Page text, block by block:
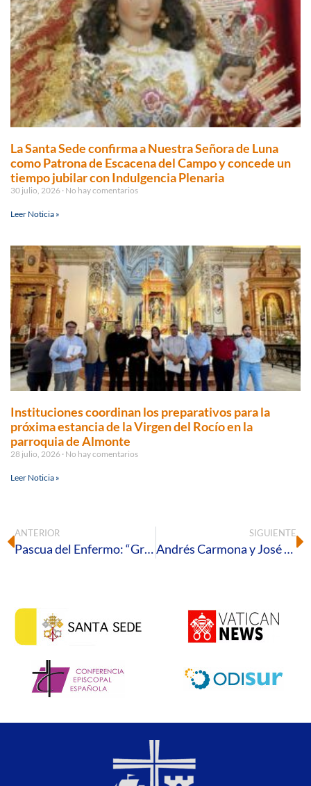
La Santa Sede confirma a Nuestra Señora de Luna
como Patrona de Escacena del Campo y concede un
tiempo jubilar con Indulgencia Plenaria
30 julio, 2026 No hay comentarios
Leer Noticia »
Instituciones coordinan los preparativos para la
próxima estancia de la Virgen del Rocío en la
parroquia de Almonte
28 julio, 2026 No hay comentarios
Leer Noticia »
ANTERIOR
Pascua del Enfermo: “Gratis habéis recibido, dad gratis”
SIGUIENTE
Andrés Carmona y José Jesús Martín, nuevos sacerdotes para nuestra diócesis